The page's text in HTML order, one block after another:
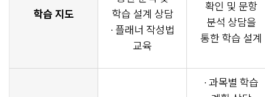
학습 지도
학습 설계 상담
· 플래너 작성법
교육
확인 및 문항
분석 상담을
통한 학습 설계
· 과목별 학습